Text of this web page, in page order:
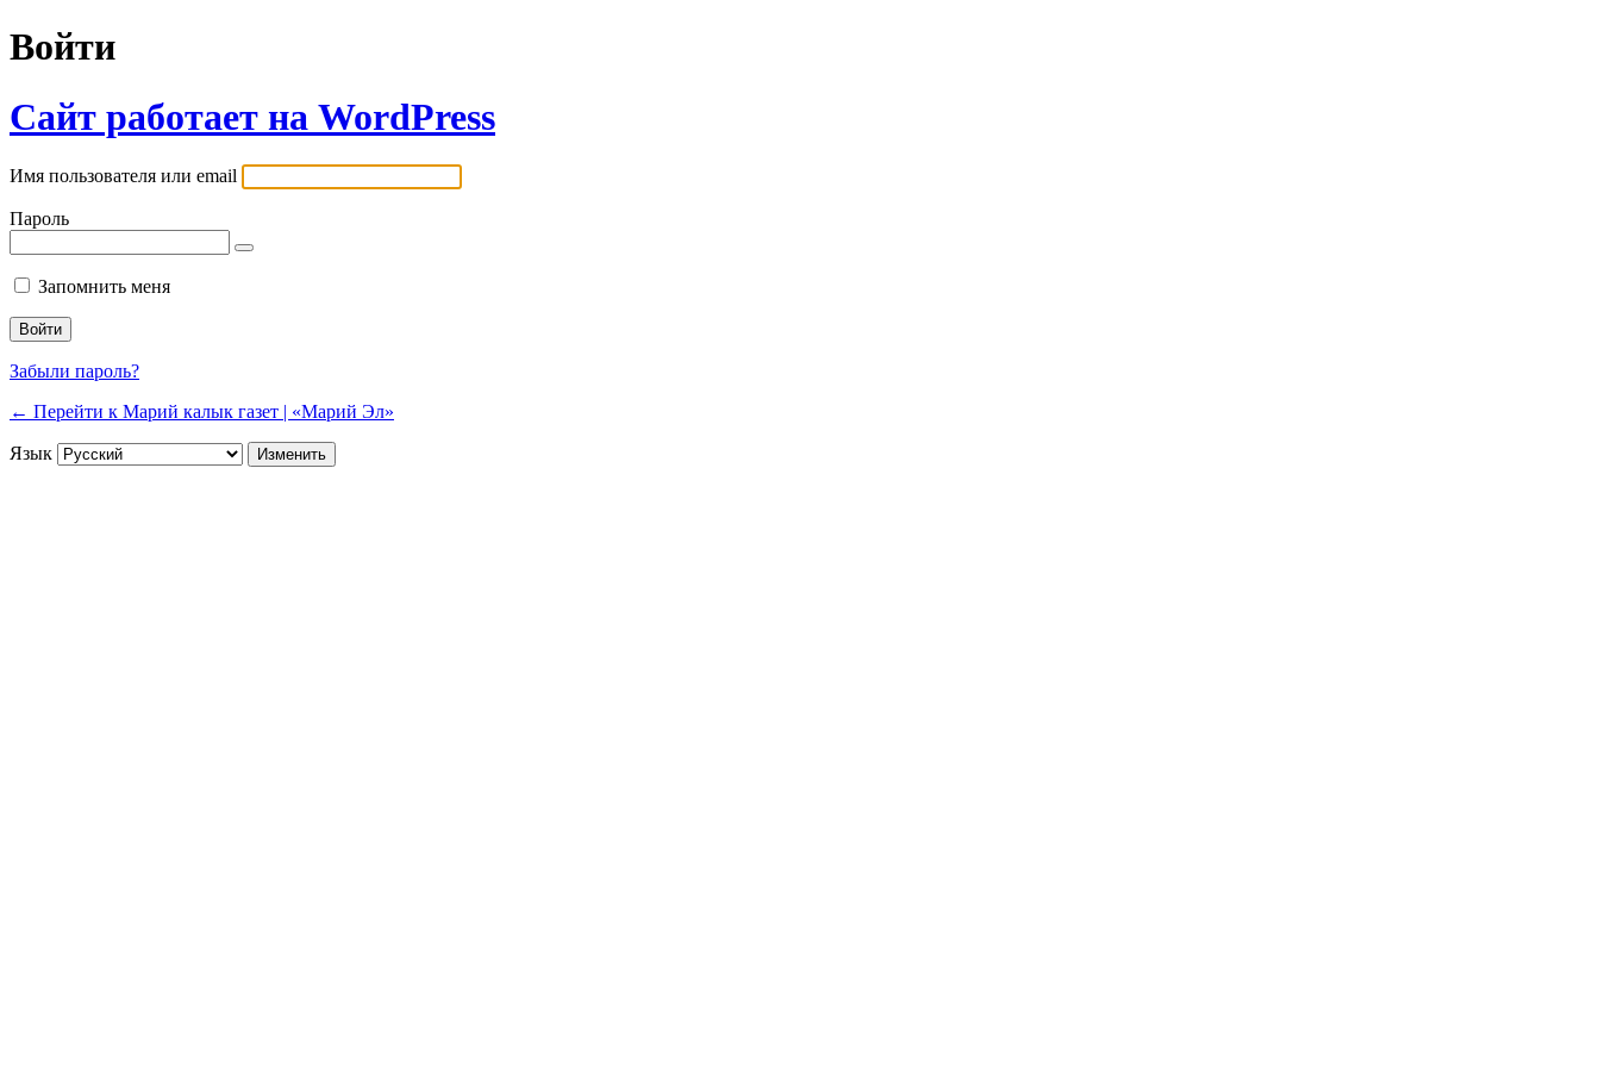
Войти
Сайт работает на WordPress
Имя пользователя или email
Пароль
Запомнить меня
Забыли пароль?
← Перейти к Марий калык газет | «Марий Эл»
Язык